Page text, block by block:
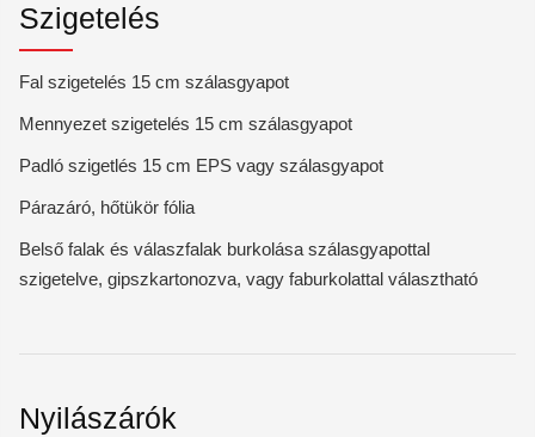
Szigetelés
Fal szigetelés 15 cm szálasgyapot
Mennyezet szigetelés 15 cm szálasgyapot
Padló szigetlés 15 cm EPS vagy szálasgyapot
Párazáró, hőtükör fólia
Belső falak és válaszfalak burkolása szálasgyapottal
szigetelve, gipszkartonozva, vagy faburkolattal választható
Nyilászárók